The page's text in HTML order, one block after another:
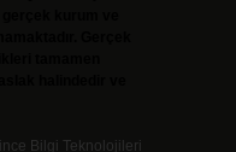
Bilgi Teknolojileri